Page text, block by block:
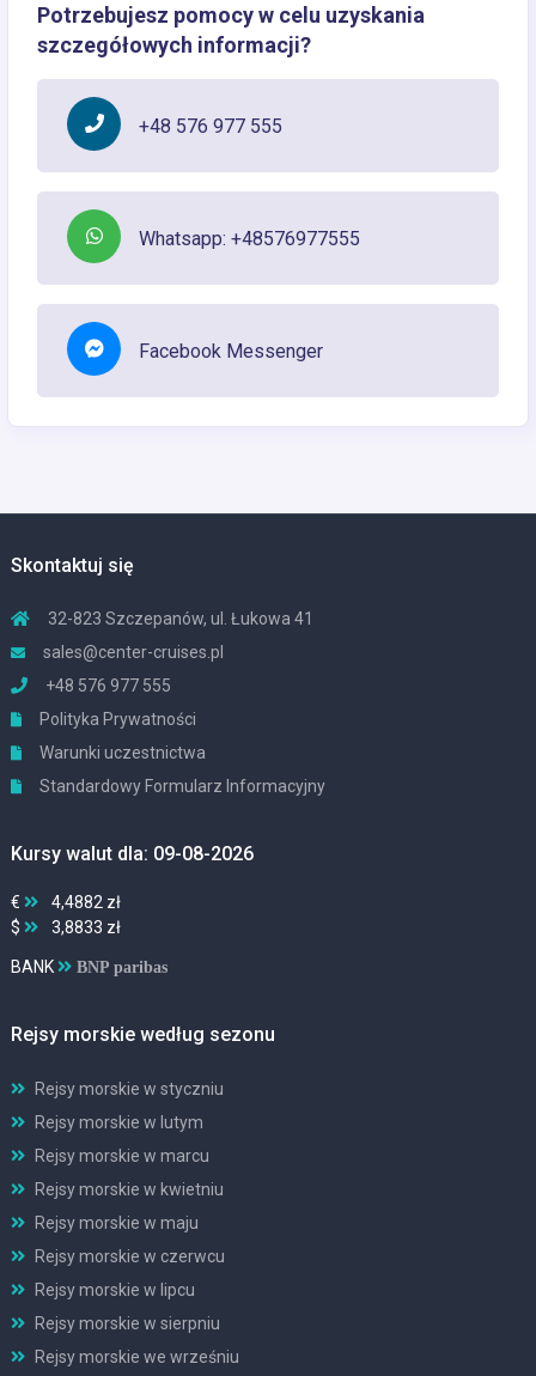
Potrzebujesz pomocy w celu uzyskania
szczegółowych informacji?
+48 576 977 555
Whatsapp: +48576977555
Facebook Messenger
Skontaktuj się
32-823 Szczepanów, ul. Łukowa 41
sales@center-cruises.pl
+48 576 977 555
Polityka Prywatności
Warunki uczestnictwa
Standardowy Formularz Informacyjny
Kursy walut dla: 09-08-2026
€
4,4882 zł
$
3,8833 zł
BANK BNP paribas
Rejsy morskie według sezonu
Rejsy morskie w styczniu
Rejsy morskie w lutym
Rejsy morskie w marcu
Rejsy morskie w kwietniu
Rejsy morskie w maju
Rejsy morskie w czerwcu
Rejsy morskie w lipcu
Rejsy morskie w sierpniu
Rejsy morskie we wrześniu